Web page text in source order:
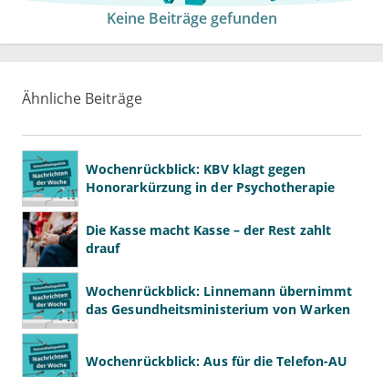
Keine Beiträge gefunden
Ähnliche Beiträge
Wochenrückblick: KBV klagt gegen
Honorarkürzung in der Psychotherapie
Die Kasse macht Kasse – der Rest zahlt
drauf
Wochenrückblick: Linnemann übernimmt
das Gesundheitsministerium von Warken
Wochenrückblick: Aus für die Telefon-AU